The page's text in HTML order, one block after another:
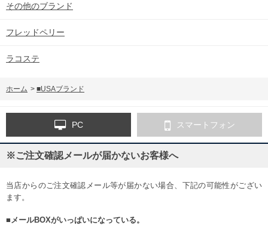
その他のブランド
フレッドペリー
ラコステ
ホーム > ■USAブランド
PC スマートフォン
※ご注文確認メールが届かないお客様へ
当店からのご注文確認メール等が届かない場合、下記の可能性がござい
ます。
■メールBOXがいっぱいになっている。